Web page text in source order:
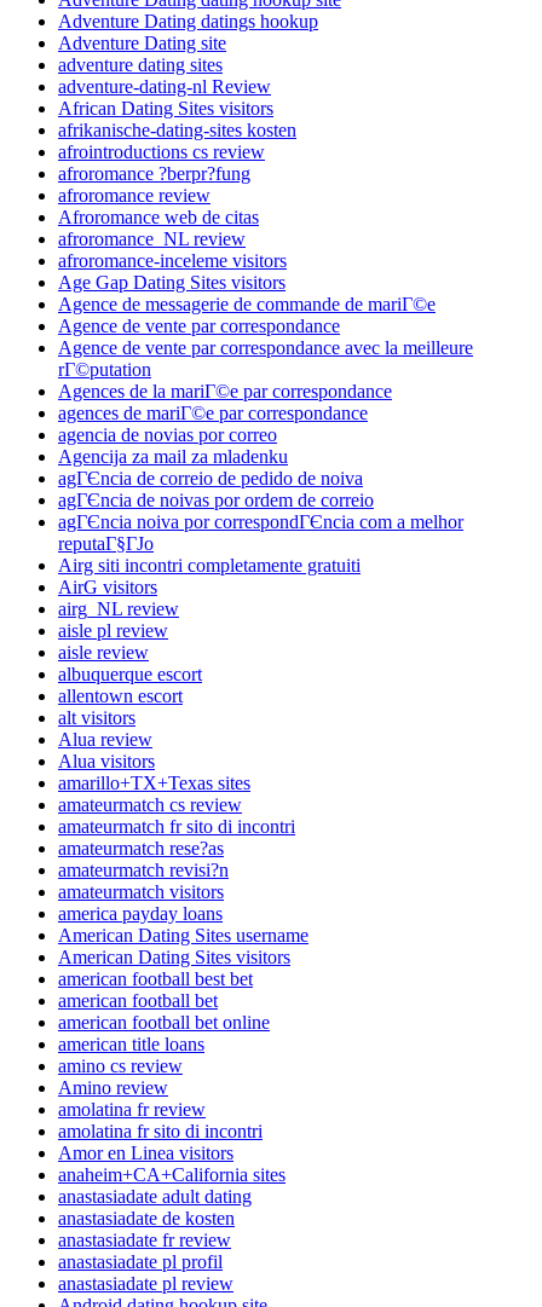
Adventure Dating datings hookup
Adventure Dating site
adventure dating sites
adventure-dating-nl Review
African Dating Sites visitors
afrikanische-dating-sites kosten
afrointroductions cs review
afroromance ?berpr?fung
afroromance review
Afroromance web de citas
afroromance_NL review
afroromance-inceleme visitors
Age Gap Dating Sites visitors
Agence de messagerie de commande de mariГ©e
Agence de vente par correspondance
Agence de vente par correspondance avec la meilleure
rГ©putation
Agences de la mariГ©e par correspondance
agences de mariГ©e par correspondance
agencia de novias por correo
Agencija za mail za mladenku
agГЄncia de correio de pedido de noiva
agГЄncia de noivas por ordem de correio
agГЄncia noiva por correspondГЄncia com a melhor
reputaГ§ГЈo
Airg siti incontri completamente gratuiti
AirG visitors
airg_NL review
aisle pl review
aisle review
albuquerque escort
allentown escort
alt visitors
Alua review
Alua visitors
amarillo+TX+Texas sites
amateurmatch cs review
amateurmatch fr sito di incontri
amateurmatch rese?as
amateurmatch revisi?n
amateurmatch visitors
america payday loans
American Dating Sites username
American Dating Sites visitors
american football best bet
american football bet
american football bet online
american title loans
amino cs review
Amino review
amolatina fr review
amolatina fr sito di incontri
Amor en Linea visitors
anaheim+CA+California sites
anastasiadate adult dating
anastasiadate de kosten
anastasiadate fr review
anastasiadate pl profil
anastasiadate pl review